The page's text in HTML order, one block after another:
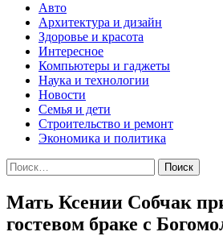
Авто
Архитектура и дизайн
Здоровье и красота
Интересное
Компьютеры и гаджеты
Наука и технологии
Новости
Семья и дети
Строительство и ремонт
Экономика и политика
Найти:
Мать Ксении Собчак
гостевом браке с